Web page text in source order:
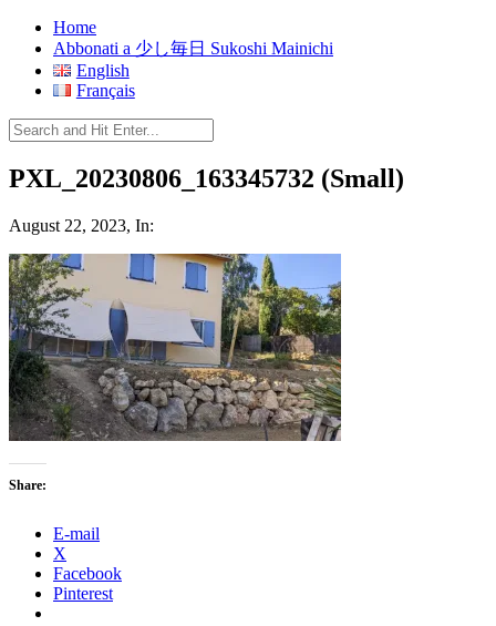
Home
Abbonati a 少し毎日 Sukoshi Mainichi
English
Français
PXL_20230806_163345732 (Small)
August 22, 2023, In:
Share:
E-mail
X
Facebook
Pinterest